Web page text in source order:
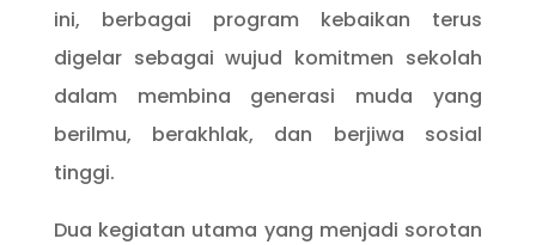
ini, berbagai program kebaikan terus
digelar sebagai wujud komitmen sekolah
dalam membina generasi muda yang
berilmu, berakhlak, dan berjiwa sosial
tinggi.
Dua kegiatan utama yang menjadi sorotan